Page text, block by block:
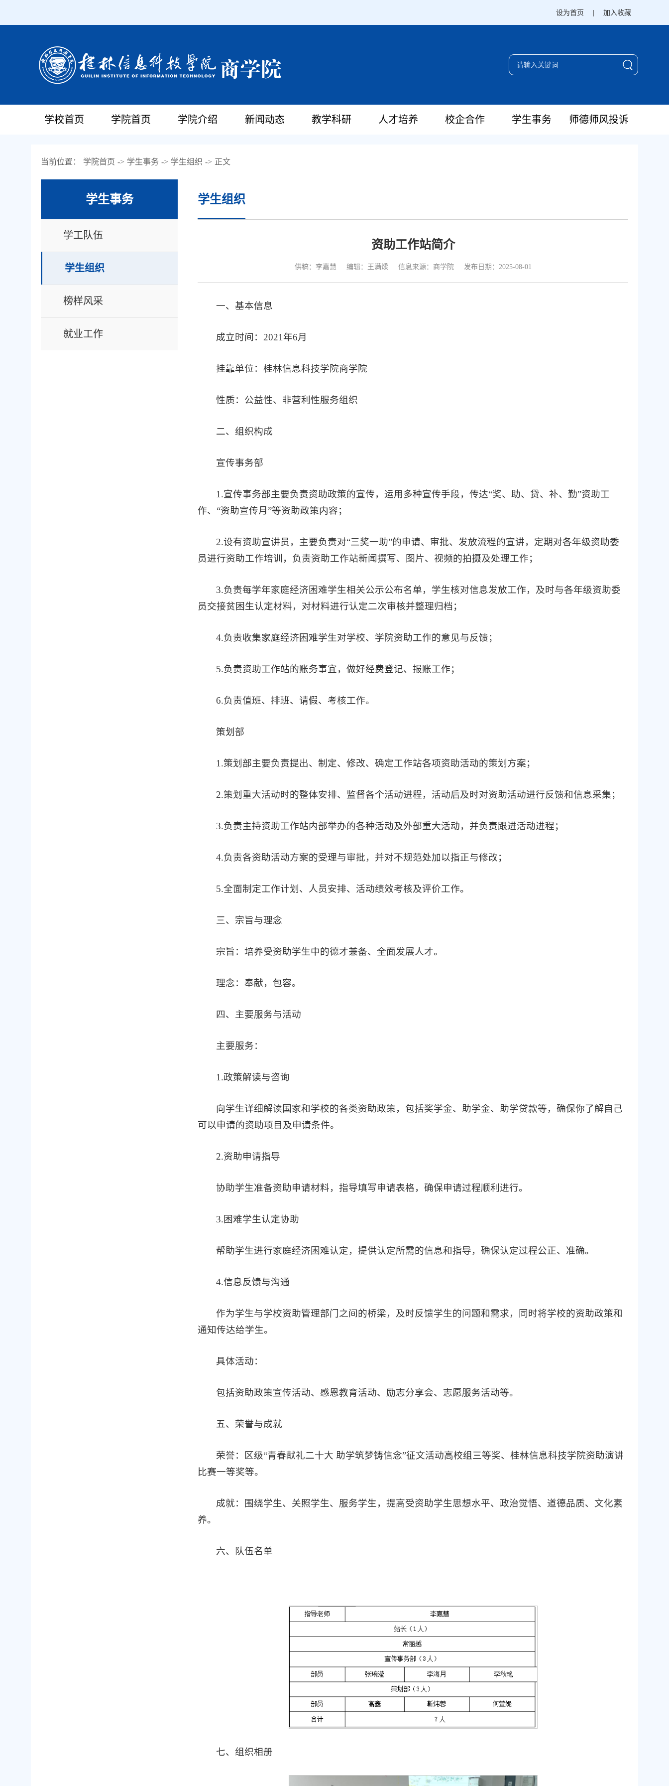
设为首页 加入收藏
学校首页 学院首页 学院介绍 新闻动态 教学科研 人才培养 校企合作 学生事务 师德师风投诉
当前位置： 学院首页 -> 学生事务 -> 学生组织 -> 正文
学生事务
学工队伍
学生组织
榜样风采
就业工作
学生组织
资助工作站简介
供稿：李嘉慧 编辑：王满煣 信息来源：商学院 发布日期：2025-08-01
一、基本信息
成立时间：2021年6月
挂靠单位：桂林信息科技学院商学院
性质：公益性、非营利性服务组织
二、 组织构成
宣传事务部
1.宣传事务部主要负责资助政策的宣传，运用多种宣传手段，传达“奖、助、贷、补、勤”资助工
作、“资助宣传月”等资助政策内容；
2.设有资助宣讲员，主要负责对“三奖一助”的申请、审批、发放流程的宣讲，定期对各年级资助委
员进行资助工作培训，负责资助工作站新闻撰写、图片、视频的拍摄及处理工作；
3.负责每学年家庭经济困难学生相关公示公布名单，学生核对信息发放工作，及时与各年级资助委
员交接贫困生认定材料，对材料进行认定二次审核并整理归档；
4.负责收集家庭经济困难学生对学校、学院资助工作的意见与反馈；
5.负责资助工作站的账务事宜，做好经费登记、报账工作；
6.负责值班、排班、请假、考核工作。
策划部
1.策划部主要负责提出、制定、修改、确定工作站各项资助活动的策划方案；
2.策划重大活动时的整体安排、监督各个活动进程，活动后及时对资助活动进行反馈和信息采集；
3.负责主持资助工作站内部举办的各种活动及外部重大活动，并负责跟进活动进程；
4.负责各资助活动方案的受理与审批，并对不规范处加以指正与修改；
5.全面制定工作计划、人员安排、活动绩效考核及评价工作。
三、 宗旨与理念
宗旨：培养受资助学生中的德才兼备、全面发展人才。
理念：奉献，包容。
四、 主要服务与活动
主要服务：
1.政策解读与咨询
向学生详细解读国家和学校的各类资助政策，包括奖学金、助学金、助学贷款等，确保你了解自己
可以申请的资助项目及申请条件。
2.资助申请指导
协助学生准备资助申请材料，指导填写申请表格，确保申请过程顺利进行。
3.困难学生认定协助
帮助学生进行家庭经济困难认定，提供认定所需的信息和指导，确保认定过程公正、准确。
4.信息反馈与沟通
作为学生与学校资助管理部门之间的桥梁，及时反馈学生的问题和需求，同时将学校的资助政策和
通知传达给学生。
具体活动：
包括资助政策宣传活动、感恩教育活动、励志分享会、志愿服务活动等。
五、 荣誉与成就
荣誉：区级“青春献礼二十大 助学筑梦铸信念”征文活动高校组三等奖、桂林信息科技学院资助演讲
比赛一等奖等。
成就：围绕学生、关照学生、服务学生，提高受资助学生思想水平、政治觉悟、道德品质、文化素
养。
六、 队伍名单
七、 组织相册